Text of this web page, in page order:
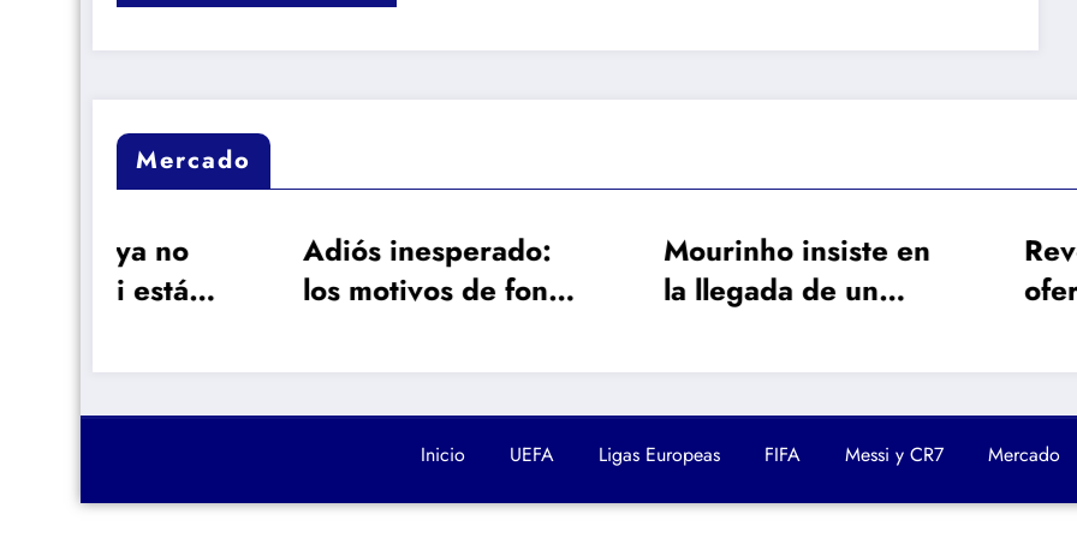
Mercado
Adiós inesperado:
los motivos de fondo
relación entre el
Barça y Ferran
Mourinho insiste en
la llegada de un
aportó 3 nombres
Revelan que la
oferta del Real
muy superior a
Barça
Inicio UEFA Ligas Europeas FIFA Messi y CR7 Mercado